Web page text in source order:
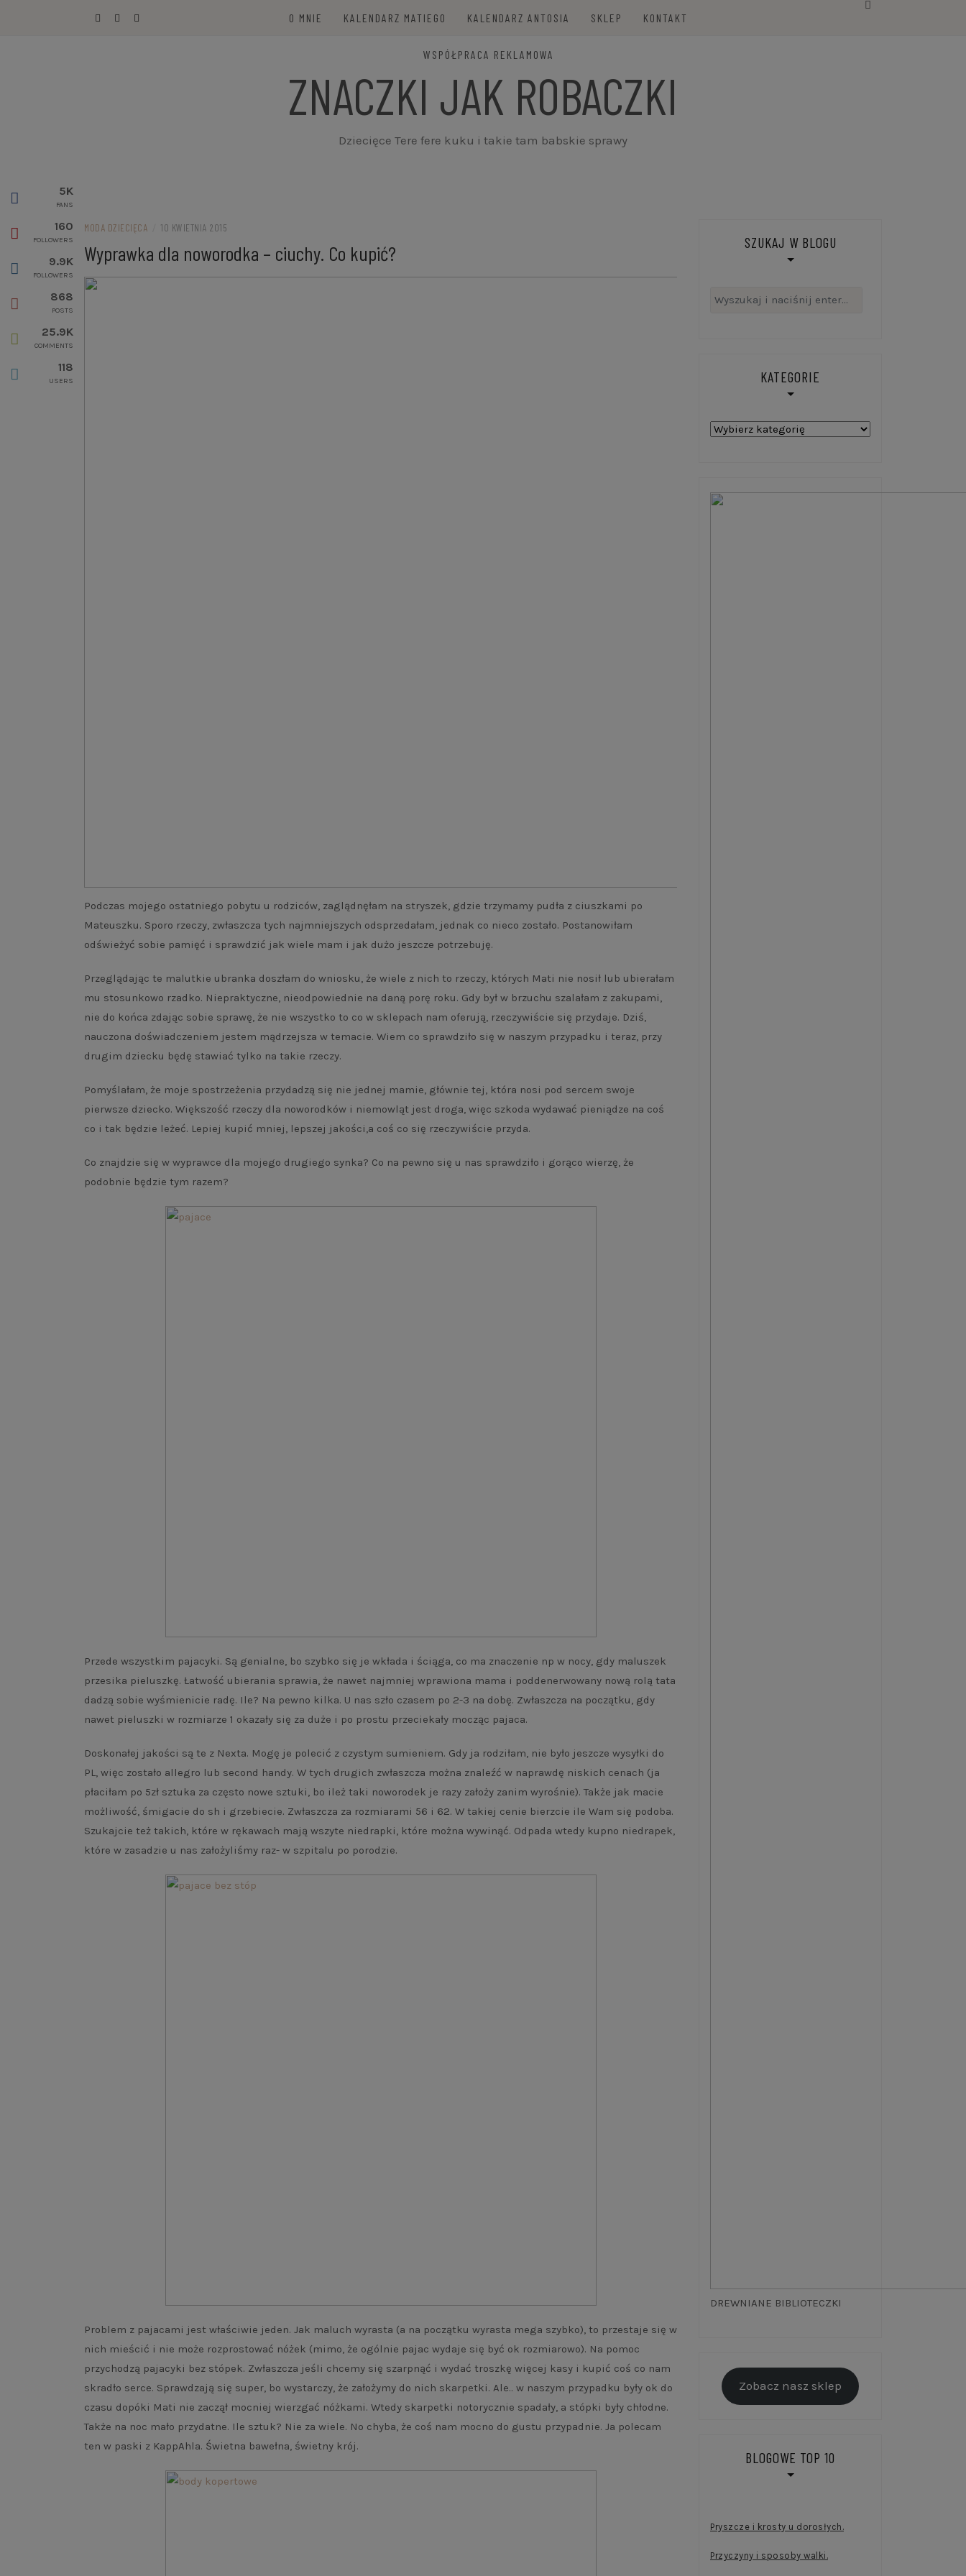
O MNIE KALENDARZ MATIEGO KALENDARZ ANTOSIA SKLEP KONTAKT
WSPÓŁPRACA REKLAMOWA
ZNACZKI JAK ROBACZKI
Dziecięce Tere fere kuku i takie tam babskie sprawy
MODA DZIECIĘCA 10 KWIETNIA 2015
Wyprawka dla noworodka – ciuchy. Co kupić?
Podczas mojego ostatniego pobytu u rodziców, zaglądnęłam na stryszek, gdzie trzymamy pudła z ciuszkami po
Mateuszku. Sporo rzeczy, zwłaszcza tych najmniejszych odsprzedałam, jednak co nieco zostało. Postanowiłam
odświeżyć sobie pamięć i sprawdzić jak wiele mam i jak dużo jeszcze potrzebuję.
Przeglądając te malutkie ubranka doszłam do wniosku, że wiele z nich to rzeczy, których Mati nie nosił lub ubierałam
mu stosunkowo rzadko. Niepraktyczne, nieodpowiednie na daną porę roku. Gdy był w brzuchu szalałam z zakupami,
nie do końca zdając sobie sprawę, że nie wszystko to co w sklepach nam oferują, rzeczywiście się przydaje. Dziś,
nauczona doświadczeniem jestem mądrzejsza w temacie. Wiem co sprawdziło się w naszym przypadku i teraz, przy
drugim dziecku będę stawiać tylko na takie rzeczy.
Pomyślałam, że moje spostrzeżenia przydadzą się nie jednej mamie, głównie tej, która nosi pod sercem swoje
pierwsze dziecko. Większość rzeczy dla noworodków i niemowląt jest droga, więc szkoda wydawać pieniądze na coś
co i tak będzie leżeć. Lepiej kupić mniej, lepszej jakości,a coś co się rzeczywiście przyda.
Co znajdzie się w wyprawce dla mojego drugiego synka? Co na pewno się u nas sprawdziło i gorąco wierzę, że
podobnie będzie tym razem?
Przede wszystkim pajacyki. Są genialne, bo szybko się je wkłada i ściąga, co ma znaczenie np w nocy, gdy maluszek
przesika pieluszkę. Łatwość ubierania sprawia, że nawet najmniej wprawiona mama i poddenerwowany nową rolą tata
dadzą sobie wyśmienicie radę. Ile? Na pewno kilka. U nas szło czasem po 2-3 na dobę. Zwłaszcza na początku, gdy
nawet pieluszki w rozmiarze 1 okazały się za duże i po prostu przeciekały mocząc pajaca.
Doskonałej jakości są te z Nexta. Mogę je polecić z czystym sumieniem. Gdy ja rodziłam, nie było jeszcze wysyłki do
PL, więc zostało allegro lub second handy. W tych drugich zwłaszcza można znaleźć w naprawdę niskich cenach (ja
płaciłam po 5zł sztuka za często nowe sztuki, bo ileż taki noworodek je razy założy zanim wyrośnie). Także jak macie
możliwość, śmigacie do sh i grzebiecie. Zwłaszcza za rozmiarami 56 i 62. W takiej cenie bierzcie ile Wam się podoba.
Szukajcie też takich, które w rękawach mają wszyte niedrapki, które można wywinąć. Odpada wtedy kupno niedrapek,
które w zasadzie u nas założyliśmy raz- w szpitalu po porodzie.
Problem z pajacami jest właściwie jeden. Jak maluch wyrasta (a na początku wyrasta mega szybko), to przestaje się w
nich mieścić i nie może rozprostować nóżek (mimo, że ogólnie pajac wydaje się być ok rozmiarowo). Na pomoc
przychodzą pajacyki bez stópek. Zwłaszcza jeśli chcemy się szarpnąć i wydać troszkę więcej kasy i kupić coś co nam
skradło serce. Sprawdzają się super, bo wystarczy, że założymy do nich skarpetki. Ale.. w naszym przypadku były ok do
czasu dopóki Mati nie zaczął mocniej wierzgać nóżkami. Wtedy skarpetki notorycznie spadały, a stópki były chłodne.
Także na noc mało przydatne. Ile sztuk? Nie za wiele. No chyba, że coś nam mocno do gustu przypadnie. Ja polecam
ten w paski z KappAhla. Świetna bawełna, świetny krój.
SZUKAJ W BLOGU
Szukaj:
KATEGORIE
Kategorie
DREWNIANE BIBLIOTECZKI
Zobacz nasz sklep
BLOGOWE TOP 10
Pryszcze i krosty u dorosłych.
Przyczyny i sposoby walki.
5K
FANS
160
FOLLOWERS
9.9K
FOLLOWERS
868
POSTS
25.9K
COMMENTS
118
USERS